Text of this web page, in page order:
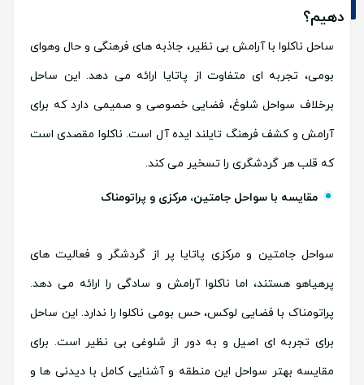
دهیم؟
ساحل ناکلوا با آرامش بی نظیر، جاذبه های فرهنگی و حال وهوای
بومی، تجربه ای متفاوت از پاتایا ارائه می دهد. این ساحل
برخلاف سواحل شلوغ، فضایی خصوصی و صمیمی دارد که برای
آرامش و کشف فرهنگ تایلند ایده آل است. ناکلوا مقصدی است
که قلب هر گردشگری را تسخیر می کند.
مقایسه با سواحل جامتین، مرکزی و پراتومناک
سواحل جامتین و مرکزی پاتایا پر از گردشگر و فعالیت های
پرهیاهو هستند، اما ناکلوا آرامش و سادگی را ارائه می دهد.
پراتومناک با فضایی لوکس، حس بومی ناکلوا را ندارد. این ساحل
برای تجربه ای اصیل و به دور از شلوغی بی نظیر است. برای
مقایسه بهتر سواحل این منطقه و آشنایی کامل با دیدنی ها و